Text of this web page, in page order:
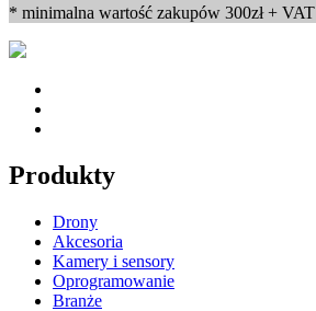
* minimalna wartość zakupów 300zł + VAT
Produkty
Drony
Akcesoria
Kamery i sensory
Oprogramowanie
Branże